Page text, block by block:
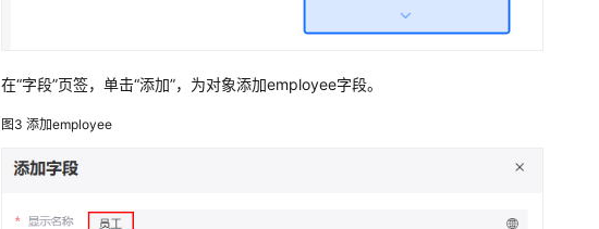
在“字段”页签，单击“添加”，为对象添加employee字段。
图3添加employee